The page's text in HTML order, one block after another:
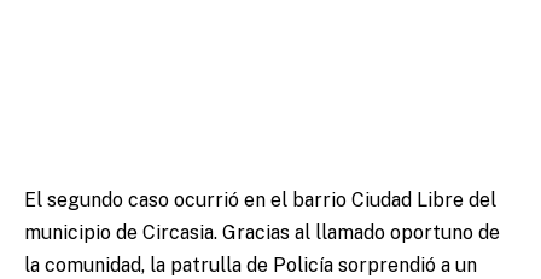
El segundo caso ocurrió en el barrio Ciudad Libre del
municipio de Circasia. Gracias al llamado oportuno de
la comunidad, la patrulla de Policía sorprendió a un